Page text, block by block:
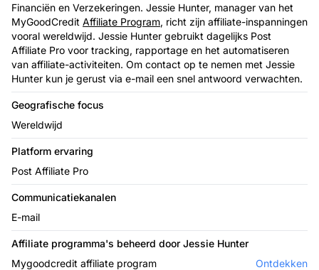
Financiën en Verzekeringen. Jessie Hunter, manager van het
MyGoodCredit Affiliate Program, richt zijn affiliate-inspanningen
vooral wereldwijd. Jessie Hunter gebruikt dagelijks Post
Affiliate Pro voor tracking, rapportage en het automatiseren
van affiliate-activiteiten. Om contact op te nemen met Jessie
Hunter kun je gerust via e-mail een snel antwoord verwachten.
Geografische focus
Wereldwijd
Platform ervaring
Post Affiliate Pro
Communicatiekanalen
E-mail
Affiliate programma's beheerd door Jessie Hunter
Mygoodcredit affiliate program
Ontdekken